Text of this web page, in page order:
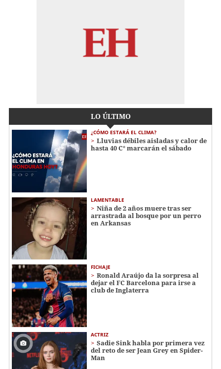
LO ÚLTIMO
¿CÓMO ESTARÁ EL CLIMA?
Lluvias débiles aisladas y calor de
hasta 40 C° marcarán el sábado
LAMENTABLE
Niña de 2 años muere tras ser
arrastrada al bosque por un perro
en Arkansas
FICHAJE
Ronald Araújo da la sorpresa al
dejar el FC Barcelona para irse a
club de Inglaterra
ACTRIZ
Sadie Sink habla por primera vez
del reto de ser Jean Grey en Spider-
Man